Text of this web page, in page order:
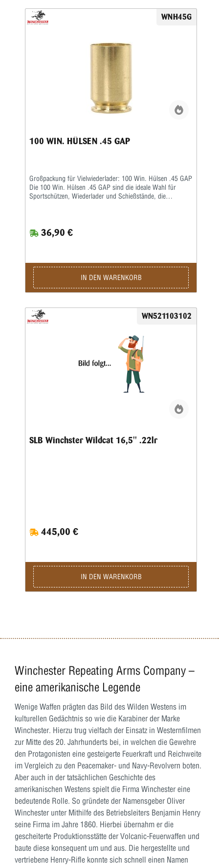
WNH45G
100 WIN. HÜLSEN .45 GAP
Großpackung für Vielwiederlader: 100 Win. Hülsen .45 GAP
Die 100 Win. Hülsen .45 GAP sind die ideale Wahl für
Sportschützen, Wiederlader und Schießstände, die
robuste Wandstärken überzeugen — optimale
Voraussetzungen für reproduzierbare Laborierungen und
.45 GAP (Glock Automatic Pistol) Menge: 100 Stück
Material: Qualitätsmessing, bei sachgemäßer Prüfung
wiederverwendbar Fertigung: enge Toleranzen, saubere
Innenbearbeitung, präzise Zündglocke Vorteile auf einen
Wiederladen und Trainingsbetrieb Konstante Maßhaltigkeit
für reproduzierbare Schussergebnisse Robuste
Wiederladewerkzeugen für .45 GAP Anwendung & Hinweise
Die 100 Win. Hülsen .45 GAP eignen sich besonders für
Vielwiederlader, Vereine und Schützen, die regelmäßig
nachladen. Vor jeder Wiederverwendung Hülsen auf Risse,
starke Dehnung oder Verformungen prüfen. Nur mit
geeigneten Matrizensätzen und Wiederlade‑Equipment
Munitionsteilen stets alle sicherheitstechnischen Vorgaben
Munition. 100 Win. Hülsen .45 GAP – wirtschaftliche
100er‑Packung hochwertiger Messinghülsen für
36,90 €
IN DEN WARENKORB
WN521103102
SLB Winchster Wildcat 16,5'' .22lr
445,00 €
IN DEN WARENKORB
Winchester Repeating Arms Company –
eine amerikanische Legende
Wenige Waffen prägten das Bild des Wilden Westens im
kulturellen Gedächtnis so wie die Karabiner der Marke
Winchester. Hierzu trug vielfach der Einsatz in Westernfilmen
zur Mitte des 20. Jahrhunderts bei, in welchen die Gewehre
den Protagonisten eine gesteigerte Feuerkraft und Reichweite
im Vergleich zu den Peacemaker- und Navy-Revolvern boten.
Aber auch in der tatsächlichen Geschichte des
amerikanischen Westens spielt die Firma Winchester eine
bedeutende Rolle. So gründete der Namensgeber Oliver
Winchester unter Mithilfe des Betriebsleiters Benjamin Henry
seine Firma im Jahre 1860. Hierbei übernahm er die
gescheiterte Produktionsstätte der Volcanic-Feuerwaffen und
baute diese konsequent um und aus. Die hergestellte und
vertriebene Henry-Rifle konnte sich schnell einen Namen